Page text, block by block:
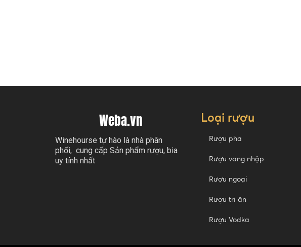
Weba.vn
Winehourse tự hào là nhà phân
phối, cung cấp Sản phẩm rượu, bia
uy tính nhất
Loại rượu
Rượu pha
Rượu vang nhập
Rượu ngoại
Rượu tri ân
Rượu Vodka